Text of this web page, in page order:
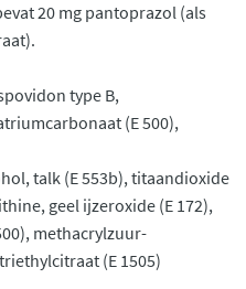
20 mg pantoprazol (als
type B,
(E 500),
talk (E 553b), titaandioxide
geel ijzeroxide (E 172),
methacrylzuur-
(E 1505)